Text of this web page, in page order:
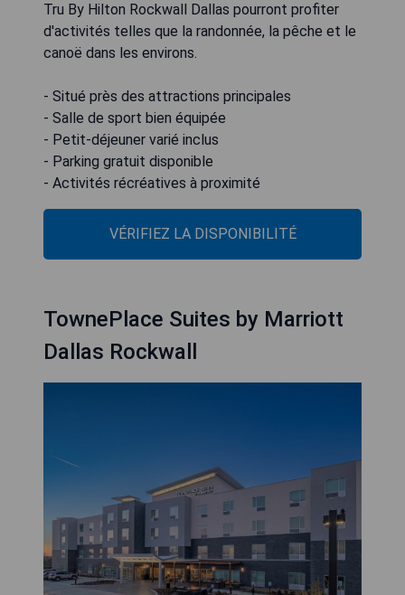
Tru By Hilton Rockwall Dallas pourront profiter
d'activités telles que la randonnée, la pêche et le
canoë dans les environs.
- Situé près des attractions principales
- Salle de sport bien équipée
- Petit-déjeuner varié inclus
- Parking gratuit disponible
- Activités récréatives à proximité
VÉRIFIEZ LA DISPONIBILITÉ
TownePlace Suites by Marriott
Dallas Rockwall